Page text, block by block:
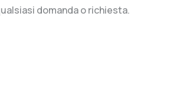
domanda o richiesta.